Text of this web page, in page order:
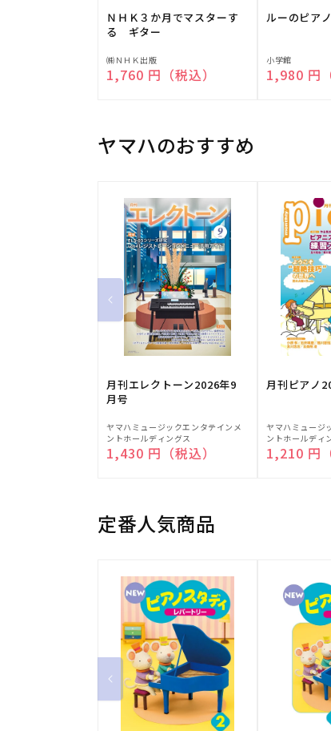
ＮＨＫ３か月でマスターす
る ギター
販
売
㈱ＮＨＫ出版
通常価格
1,760 円（税込）
ルーのピアノ
販
売
小学館
通常価格
1,980 円
ヤマハのおすすめ
月刊エレクトーン2026年9
月号
販
売
元:
ヤマハミュージックエンタテインメ
ントホールディングス
通常価格
1,430 円（税込）
月刊ピアノ
販
売
元:
ヤマハミュージ
ントホールディ
通常価格
1,210 円
定番人気商品